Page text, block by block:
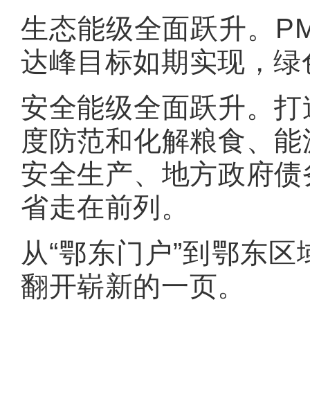
生态能级全面跃升。
达峰目标如期实现，
安全能级全面跃升。
度防范和化解粮食、
安全生产、地方政府
省走在前列。
从“鄂东门户”到鄂东
翻开崭新的一页。